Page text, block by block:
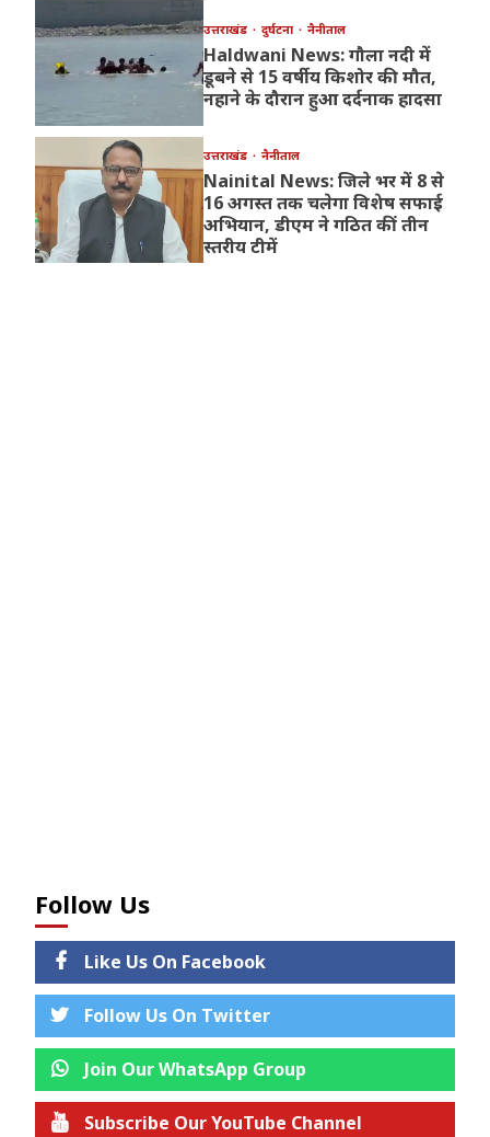
उत्तराखंड दुर्घटना नैनीताल
Haldwani News: गौला नदी में
डूबने से 15 वर्षीय किशोर की मौत,
नहाने के दौरान हुआ दर्दनाक हादसा
उत्तराखंड नैनीताल
Nainital News: जिले भर में 8 से
16 अगस्त तक चलेगा विशेष सफाई
अभियान, डीएम ने गठित कीं तीन
स्तरीय टीमें
Follow Us
Like Us On Facebook
Follow Us On Twitter
Join Our WhatsApp Group
Subscribe Our YouTube Channel